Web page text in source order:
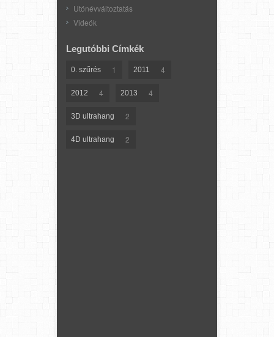
Utónévváltoztatás
Videók
Legutóbbi Címkék
0. szűrés 1 2011 4
2012 4 2013 4
3D ultrahang 2
4D ultrahang 2